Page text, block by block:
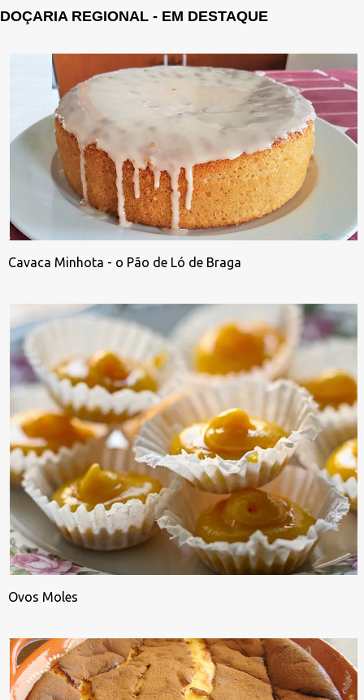
DOÇARIA REGIONAL - EM DESTAQUE
Cavaca Minhota - o Pão de Ló de Braga
Ovos Moles